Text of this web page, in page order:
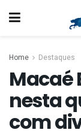
Home Destaques
Macaé
nesta
com